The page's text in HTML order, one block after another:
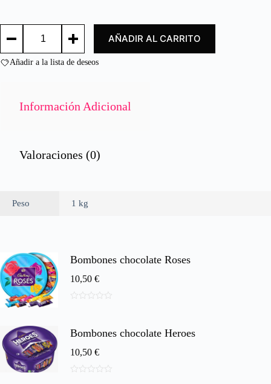
n
0
DEL
FRUITS
AÑADIR AL CARRITO
Añadir a la lista de deseos
Información Adicional
Valoraciones (0)
Peso 1 kg
Bombones chocolate Roses
10,50 €
5
Bombones chocolate Heroes
10,50 €